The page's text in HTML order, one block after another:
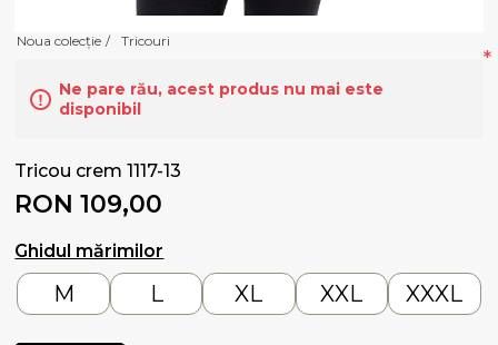
Noua colecție / Tricouri
Ne pare rău, acest produs nu mai este
disponibil
Tricou crem 1117-13
RON 109,00
Ghidul mărimilor
*
M L XL XXL XXXL